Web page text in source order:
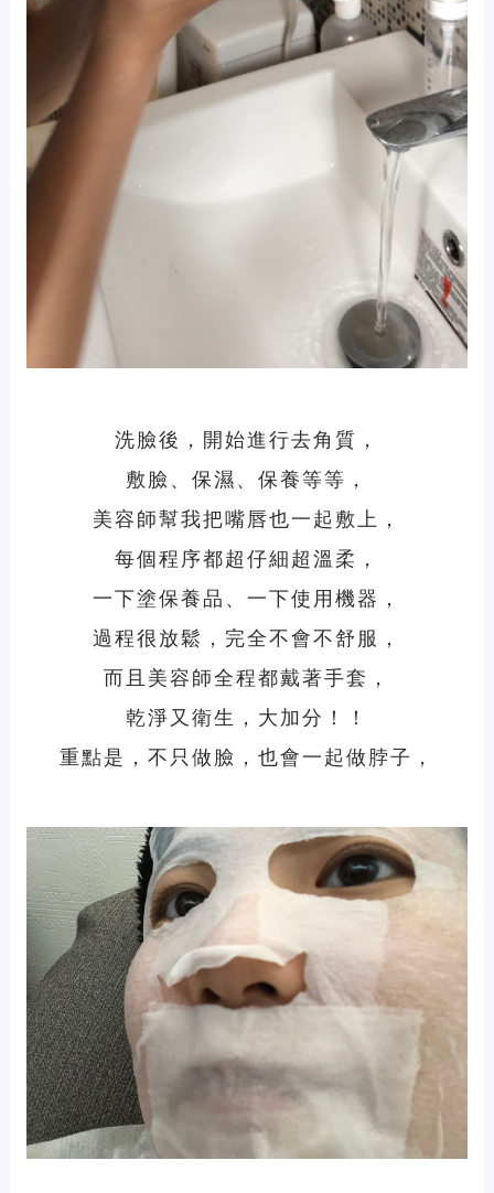
洗臉後，開始進行去角質，
敷臉、保濕、保養等等，
美容師幫我把嘴唇也一起敷上，
每個程序都超仔細超溫柔，
一下塗保養品、一下使用機器，
過程很放鬆，完全不會不舒服，
而且美容師全程都戴著手套，
乾淨又衛生，大加分！！
重點是，不只做臉，也會一起做脖子，